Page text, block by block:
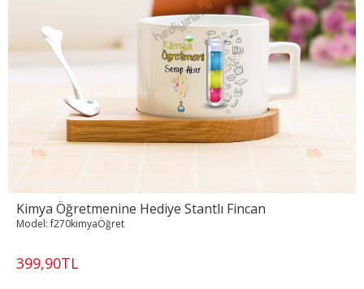
Kimya Öğretmenine Hediye Stantlı Fincan
399,90TL
Model: f270kimyaÖğret